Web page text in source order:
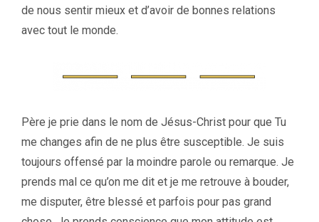
de nous sentir mieux et d’avoir de bonnes relations
avec tout le monde.
Père je prie dans le nom de Jésus-Christ pour que Tu
me changes afin de ne plus être susceptible. Je suis
toujours offensé par la moindre parole ou remarque. Je
prends mal ce qu’on me dit et je me retrouve à bouder,
me disputer, être blessé et parfois pour pas grand